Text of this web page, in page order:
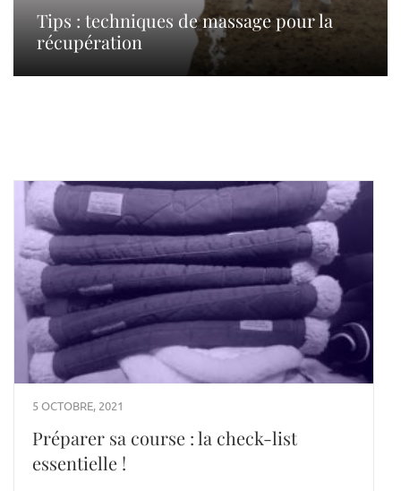
Tips : techniques de massage pour la
récupération
5 OCTOBRE, 2021
Préparer sa course : la check-list
essentielle !